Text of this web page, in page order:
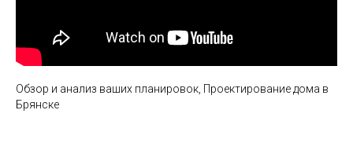
Обзор и анализ ваших планировок, Проектирование дома в
Брянске